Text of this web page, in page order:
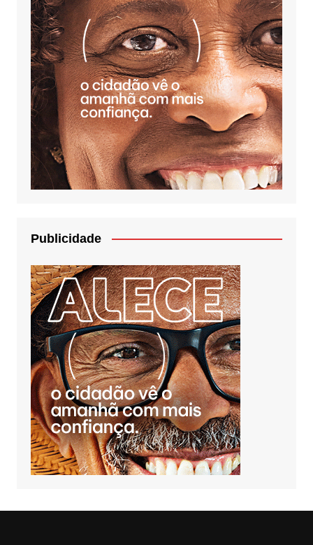
Publicidade